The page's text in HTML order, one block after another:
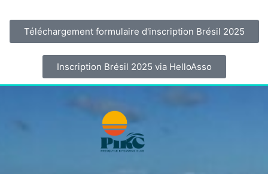
Téléchargement formulaire d'inscription Brésil 2025
Inscription Brésil 2025 via HelloAsso